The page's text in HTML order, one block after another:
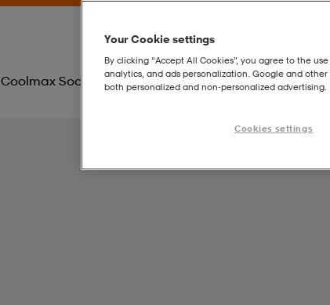
Coolmax Sock Ankle 4-P
Your Cookie settings
By clicking “Accept All Cookies”, you agree to the
analytics, and ads personalization. Google and
both personalized and non‑personalized advertising.
Cookies settings